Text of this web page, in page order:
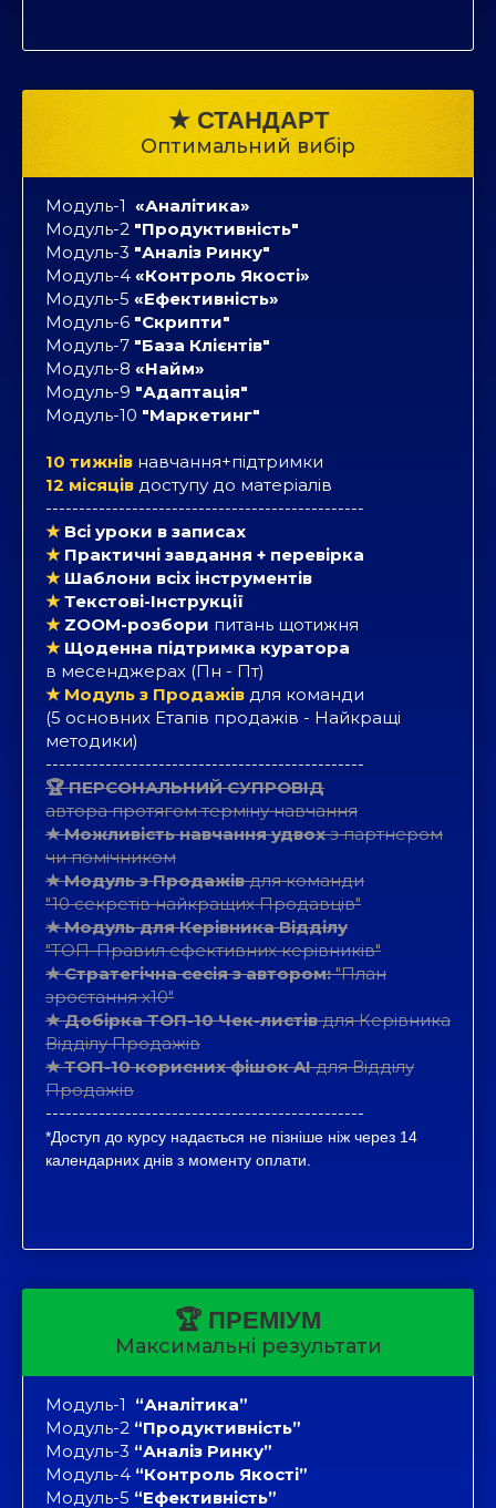
★ СТАНДАРТ
Оптимальний вибір
Модуль-1 «Аналітика»
Модуль-2 "Продуктивність"
Модуль-3 "Аналіз Ринку"
Модуль-4 «Контроль Якості»
Модуль-5 «Ефективність»
Модуль-6 "Скрипти"
Модуль-7 "База Клієнтів"
Модуль-8 «Найм»
Модуль-9 "Адаптація"
Модуль-10 "Маркетинг"
10 тижнів навчання+підтримки
12 місяців доступу до матеріалів
------------------------------------------------
★Всі уроки в записах
★Практичні завдання + перевірка
★Шаблони всіх інструментів
★Текстові-Інструкції
★ZOOM-розбори питань щотижня
★Щоденна підтримка куратора
в месенджерах (Пн - Пт)
★ Модуль з Продажів для команди
(5 основних Етапів продажів - Найкращі
методики)
------------------------------------------------
🏆 ПЕРСОНАЛЬНИЙ СУПРОВІД
автора протягом терміну навчання
★ Можливість навчання удвохз партнером
чи помічником
★ Модуль з Продажівдля команди
"10 секретів найкращих Продавців"
★ Модуль для Керівника Відділу
"ТОП-Правил ефективних керівників"
★ Стратегічна сесія з автором:"План
зростання х10"
★ Добірка ТОП-10 Чек-листівдля Керівника
Відділу Продажів
★ ТОП-10 корисних фішок AIдля Відділу
Продажів
------------------------------------------------
*Доступ до курсу надається не пізніше ніж через 14
календарних днів з моменту оплати.
🏆️ ПРЕМІУМ
Максимальні результати
Модуль-1 “Аналітика”
Модуль-2 “Продуктивність”
Модуль-3 “Аналіз Ринку”
Модуль-4 “Контроль Якості”
Модуль-5 “Ефективність”